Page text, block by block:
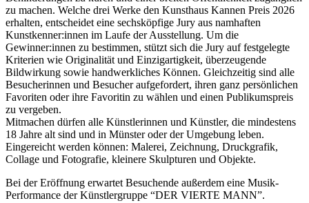
zu machen. Welche drei Werke den Kunsthaus Kannen Preis 2026
erhalten, entscheidet eine sechsköpfige Jury aus namhaften
Kunstkenner:innen im Laufe der Ausstellung. Um die
Gewinner:innen zu bestimmen, stützt sich die Jury auf festgelegte
Kriterien wie Originalität und Einzigartigkeit, überzeugende
Bildwirkung sowie handwerkliches Können. Gleichzeitig sind alle
Besucherinnen und Besucher aufgefordert, ihren ganz persönlichen
Favoriten oder ihre Favoritin zu wählen und einen Publikumspreis
zu vergeben.
Mitmachen dürfen alle Künstlerinnen und Künstler, die mindestens
18 Jahre alt sind und in Münster oder der Umgebung leben.
Eingereicht werden können: Malerei, Zeichnung, Druckgrafik,
Collage und Fotografie, kleinere Skulpturen und Objekte.
Bei der Eröffnung erwartet Besuchende außerdem eine Musik-
Performance der Künstlergruppe “DER VIERTE MANN”.